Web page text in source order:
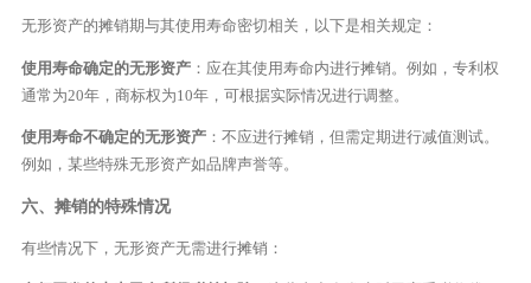
无形资产的摊销期与其使用寿命密切相关，以下是相关规定：
使用寿命确定的无形资产：应在其使用寿命内进行摊销。例如，专利权
通常为20年，商标权为10年，可根据实际情况进行调整。
使用寿命不确定的无形资产：不应进行摊销，但需定期进行减值测试。
例如，某些特殊无形资产如品牌声誉等。
六、摊销的特殊情况
有些情况下，无形资产无需进行摊销：